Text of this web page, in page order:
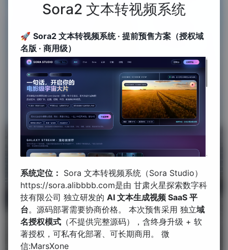
Sora2 文本转视频系统
🚀 Sora2 文本转视频系统 · 提前预售方案（授权域
名版 · 商用级）
系统定位： Sora 文本转视频系统（Sora Studio）
https://sora.alibbbb.com是由 甘肃火星探索数字科
技有限公司 独立研发的 AI 文本生成视频 SaaS 平
台。源码部署需要协商价格。 本次预售采用 独立域
名授权模式 （不提供完整源码），含终身升级 + 软
著授权，可私有化部署、可长期商用。 微
信:MarsXone